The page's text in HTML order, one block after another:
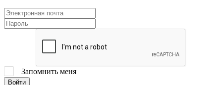
Запомнить меня